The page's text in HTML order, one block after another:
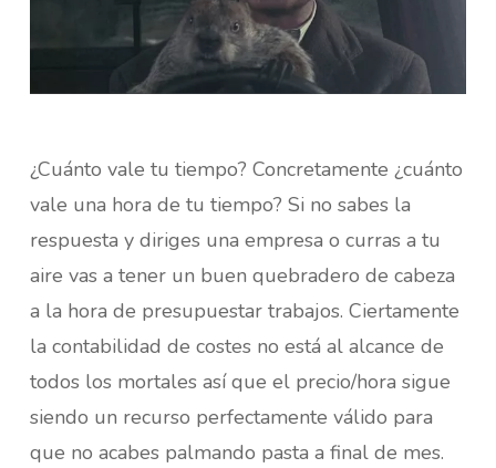
¿Cuánto vale tu tiempo? Concretamente ¿cuánto
vale una hora de tu tiempo? Si no sabes la
respuesta y diriges una empresa o curras a tu
aire vas a tener un buen quebradero de cabeza
a la hora de presupuestar trabajos. Ciertamente
la contabilidad de costes no está al alcance de
todos los mortales así que el precio/hora sigue
siendo un recurso perfectamente válido para
que no acabes palmando pasta a final de mes.